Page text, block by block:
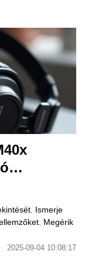
Ismerje
Megérik
2025-09-04 10:08:17